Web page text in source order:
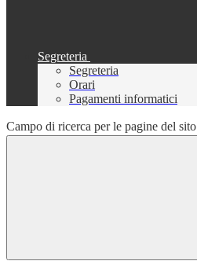
Segreteria
Segreteria
Orari
Pagamenti informatici
Campo di ricerca per le pagine del sito